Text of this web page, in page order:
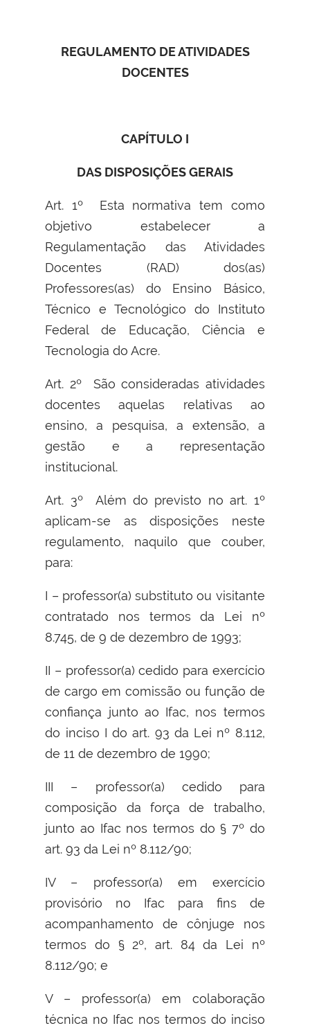
REGULAMENTO DE ATIVIDADES
DOCENTES
CAPÍTULO I
DAS DISPOSIÇÕES GERAIS
Art. 1º Esta normativa tem como
objetivo estabelecer a
Regulamentação das Atividades
Docentes (RAD) dos(as)
Professores(as) do Ensino Básico,
Técnico e Tecnológico do Instituto
Federal de Educação, Ciência e
Tecnologia do Acre.
Art. 2º São consideradas atividades
docentes aquelas relativas ao
ensino, a pesquisa, a extensão, a
gestão e a representação
institucional.
Art. 3º Além do previsto no art. 1º
aplicam-se as disposições neste
regulamento, naquilo que couber,
para:
I – professor(a) substituto ou visitante
contratado nos termos da Lei nº
8.745, de 9 de dezembro de 1993;
II – professor(a) cedido para exercício
de cargo em comissão ou função de
confiança junto ao Ifac, nos termos
do inciso I do art. 93 da Lei nº 8.112,
de 11 de dezembro de 1990;
III – professor(a) cedido para
composição da força de trabalho,
junto ao Ifac nos termos do § 7º do
art. 93 da Lei nº 8.112/90;
IV – professor(a) em exercício
provisório no Ifac para fins de
acompanhamento de cônjuge nos
termos do § 2º, art. 84 da Lei nº
8.112/90; e
V – professor(a) em colaboração
técnica no Ifac nos termos do inciso